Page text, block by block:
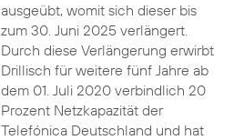
ausgeübt, womit sich dieser bis
zum 30. Juni 2025 verlängert.
Durch diese Verlängerung erwirbt
Drillisch für weitere fünf Jahre ab
dem 01. Juli 2020 verbindlich 20
Prozent Netzkapazität der
Telefónica Deutschland und hat